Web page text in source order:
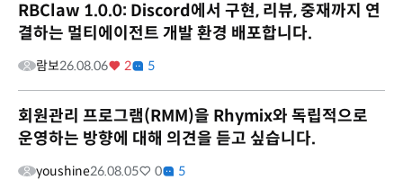
RBClaw 1.0.0: Discord에서 구현, 리뷰, 중재까지 연
결하는 멀티에이전트 개발 환경 배포합니다.
람보26.08.06 2 5
회원관리 프로그램(RMM)을 Rhymix와 독립적으로
운영하는 방향에 대해 의견을 듣고 싶습니다.
youshine26.08.05 0 5